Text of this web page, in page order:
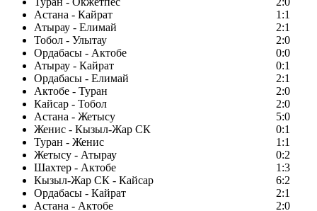
Астана - Кайрат
1:1
Атырау - Елимай
2:1
Тобол - Улытау
2:0
Ордабасы - Актобе
0:0
Атырау - Кайрат
0:1
Ордабасы - Елимай
2:1
Актобе - Туран
2:0
Кайсар - Тобол
2:0
Астана - Жетысу
5:0
Женис - Кызыл-Жар СК
0:1
Туран - Женис
1:1
Жетысу - Атырау
0:2
Шахтер - Актобе
1:3
Кызыл-Жар СК - Кайсар
6:2
Ордабасы - Кайрат
2:1
Астана - Актобе
2:0